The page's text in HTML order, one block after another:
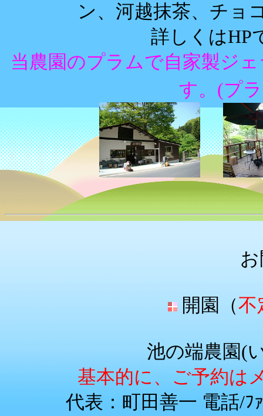
ン、河越抹茶、チョ
詳しくはHP
当農園のプラムで自家製ジ
す。(プ
開園（不
池の端農園(
基本的に、ご予約は
代表：町田善一 電話/ﾌ